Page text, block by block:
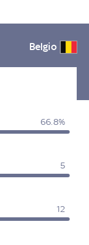
Belgio
66.8%
5
12